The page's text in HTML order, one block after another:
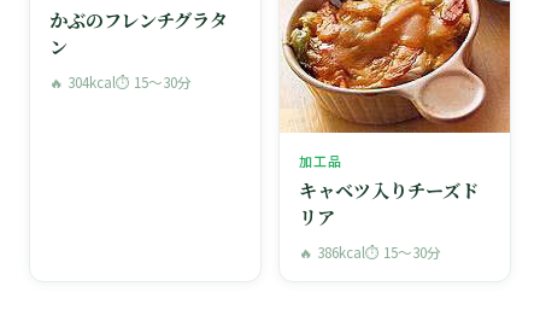
かぶのフレンチグラタ
ン
🔥 304kcal⏱ 15〜30分
加工品
キャベツ入りチーズド
リア
🔥 386kcal⏱ 15〜30分